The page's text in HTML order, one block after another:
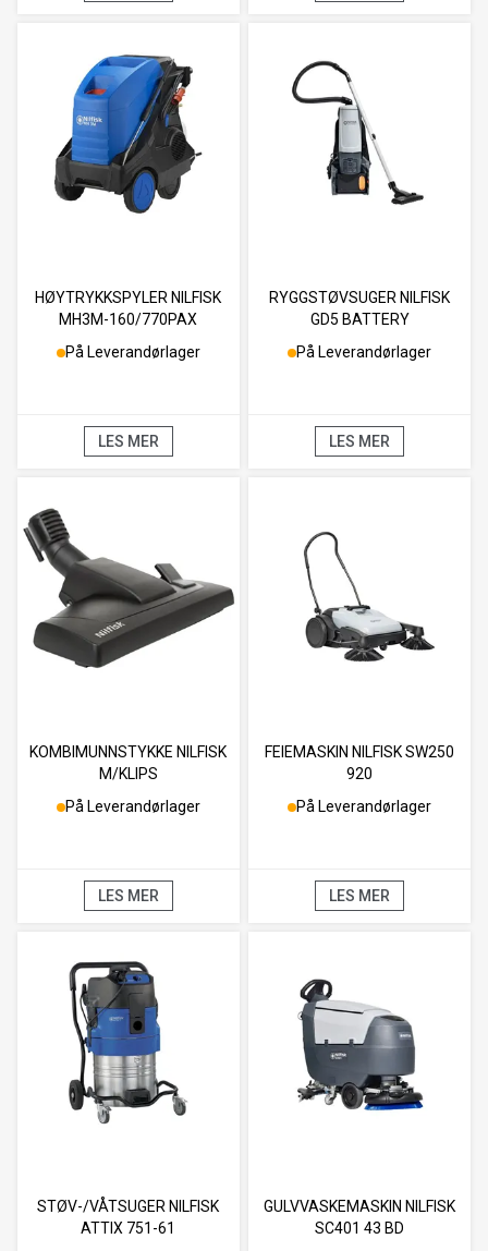
HØYTRYKKSPYLER NILFISK
MH3M-160/770PAX
På Leverandørlager
LES MER
RYGGSTØVSUGER NILFISK
GD5 BATTERY
På Leverandørlager
LES MER
KOMBIMUNNSTYKKE NILFISK
M/KLIPS
På Leverandørlager
LES MER
FEIEMASKIN NILFISK SW250
920
På Leverandørlager
LES MER
STØV-/VÅTSUGER NILFISK
ATTIX 751-61
GULVVASKEMASKIN NILFISK
SC401 43 BD